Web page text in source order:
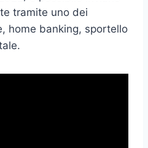
tramite uno dei
home banking, sportello